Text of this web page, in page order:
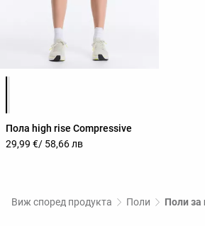
Пола high rise Compressive
29,99 €/ 58,66 лв
Виж според продукта Поли Поли за